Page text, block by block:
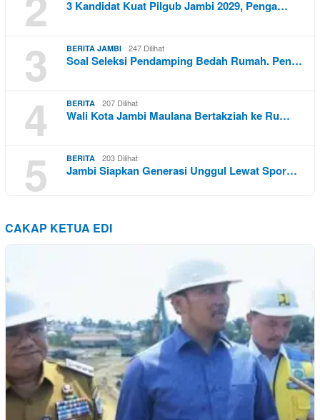
3 Kandidat Kuat Pilgub Jambi 2029, Penga…
3 BERITA JAMBI 247 Dilihat
Soal Seleksi Pendamping Bedah Rumah. Pen…
4 BERITA 207 Dilihat
Wali Kota Jambi Maulana Bertakziah ke Ru…
5 BERITA 203 Dilihat
Jambi Siapkan Generasi Unggul Lewat Spor…
CAKAP KETUA EDI